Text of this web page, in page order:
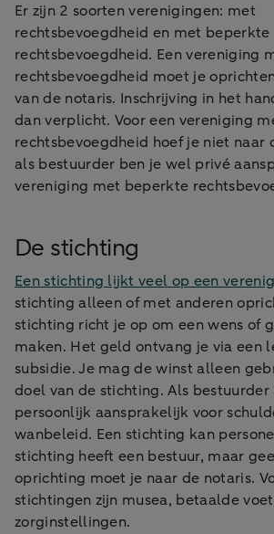
Er zijn 2 soorten verenigingen: met
rechtsbevoegdheid en met beperkte
rechtsbevoegdheid. Een vereniging
rechtsbevoegdheid moet je
van de notaris. Inschrijving in het
dan verplicht. Voor een vereniging
rechtsbevoegdheid hoef je niet naar
als bestuurder ben je wel privé
vereniging met beperkte
De stichting
Een stichting lijkt veel op een
stichting alleen of met anderen
stichting richt je op om een wens of
maken. Het geld ontvang je via een
subsidie. Je mag de winst alleen
doel van de stichting. Als bestuurder
persoonlijk aansprakelijk voor
wanbeleid. Een stichting kan
stichting heeft een bestuur, maar
oprichting moet je naar de notaris.
stichtingen zijn musea, betaalde
zorginstellingen.